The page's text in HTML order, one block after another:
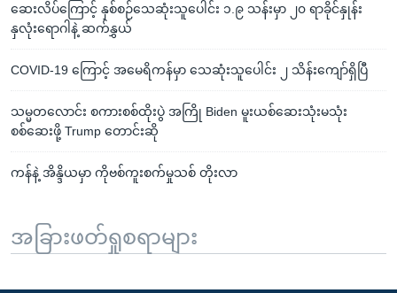
ဆေးလိပ်ကြောင့် နှစ်စဉ်သေဆုံးသူပေါင်း ၁.၉ သန်းမှာ ၂၀ ရာခိုင်နှုန်း
နှလုံးရောဂါနဲ့ ဆက်နွှယ်
COVID-19 ကြောင့် အမေရိကန်မှာ သေဆုံးသူပေါင်း ၂ သိန်းကျော်ရှိပြီ
သမ္မတလောင်း စကားစစ်ထိုးပွဲ အကြို Biden မူးယစ်ဆေးသုံးမသုံး
စစ်ဆေးဖို့ Trump တောင်းဆို
ကန်နဲ့ အိန္ဒိယမှာ ကိုဗစ်ကူးစက်မှုသစ် တိုးလာ
အခြားဖတ်ရှုစရာများ